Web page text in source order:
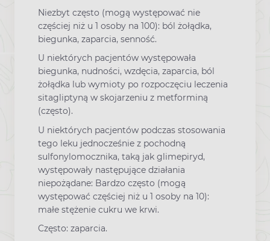
Niezbyt często (mogą występować nie
częściej niż u 1 osoby na 100): ból żołądka,
biegunka, zaparcia, senność.
U niektórych pacjentów występowała
biegunka, nudności, wzdęcia, zaparcia, ból
żołądka lub wymioty po rozpoczęciu leczenia
sitagliptyną w skojarzeniu z metforminą
(często).
U niektórych pacjentów podczas stosowania
tego leku jednocześnie z pochodną
sulfonylomocznika, taką jak glimepiryd,
występowały następujące działania
niepożądane: Bardzo często (mogą
występować częściej niż u 1 osoby na 10):
małe stężenie cukru we krwi.
Często: zaparcia.